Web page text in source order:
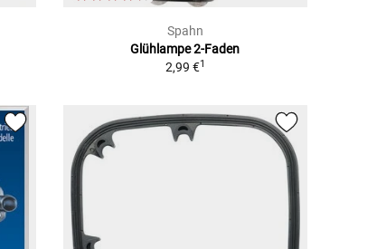
Spahn
Glühlampe 2-Faden
2,99 €1